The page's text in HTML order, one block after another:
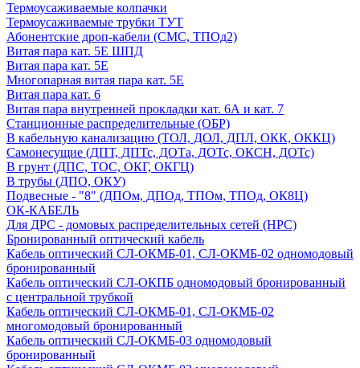
Термоусаживаемые колпачки
Термоусаживаемые трубки ТУТ
Абонентские дроп-кабели (СМС, ТПОд2)
Витая пара кат. 5Е ШПД
Витая пара кат. 5Е
Многопарная витая пара кат. 5E
Витая пара кат. 6
Витая пара внутренней прокладки кат. 6А и кат. 7
Станционные распределительные (ОБР)
В кабельную канализацию (ТОЛ, ДОЛ, ДПЛ, ОКК, ОККЦ)
Самонесущие (ДПТ, ДПТс, ДОТа, ДОТс, ОКСН, ДОТс)
В грунт (ДПС, ТОС, ОКГ, ОКГЦ)
В трубы (ДПО, ОКУ)
Подвесные - "8" (ДПОм, ДПОд, ТПОм, ТПОд, ОК8Ц)
ОК-КАБЕЛЬ
Для ДРС - домовых распределительных сетей (НРС)
Бронированный оптический кабель
Кабель оптический СЛ-ОКМБ-01, СЛ-ОКМБ-02 одномодовый
бронированный
Кабель оптический СЛ-ОКПБ одномодовый бронированный
с центральной трубкой
Кабель оптический СЛ-ОКМБ-01, СЛ-ОКМБ-02
многомодовый бронированный
Кабель оптический СЛ-ОКМБ-03 одномодовый
бронированный